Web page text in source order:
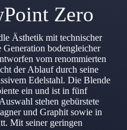
Zero
Ästhetik mit technischer
bodengleicher
vom renommierten
der Ablauf durch seine
Edelstahl. Die Blende
ein und ist in fünf
stehen gebürstete
und Graphit sowie in
Mit seiner geringen